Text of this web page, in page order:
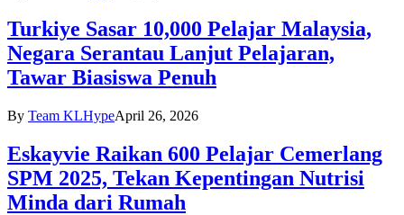
Turkiye Sasar 10,000 Pelajar Malaysia,
Negara Serantau Lanjut Pelajaran,
Tawar Biasiswa Penuh
By Team KLHypeApril 26, 2026
Eskayvie Raikan 600 Pelajar Cemerlang
SPM 2025, Tekan Kepentingan Nutrisi
Minda dari Rumah